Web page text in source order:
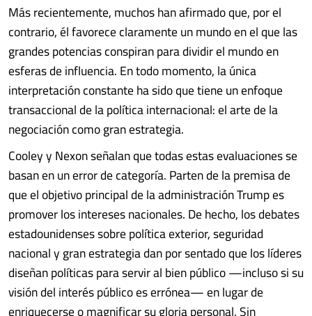
Más recientemente, muchos han afirmado que, por el
contrario, él favorece claramente un mundo en el que las
grandes potencias conspiran para dividir el mundo en
esferas de influencia. En todo momento, la única
interpretación constante ha sido que tiene un enfoque
transaccional de la política internacional: el arte de la
negociación como gran estrategia.
Cooley y Nexon señalan que todas estas evaluaciones se
basan en un error de categoría. Parten de la premisa de
que el objetivo principal de la administración Trump es
promover los intereses nacionales. De hecho, los debates
estadounidenses sobre política exterior, seguridad
nacional y gran estrategia dan por sentado que los líderes
diseñan políticas para servir al bien público —incluso si su
visión del interés público es errónea— en lugar de